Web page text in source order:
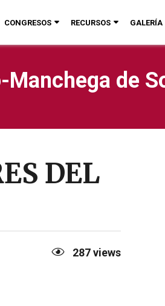
CONGRESOS RECURSOS GALERÍA
de
DEL
287views